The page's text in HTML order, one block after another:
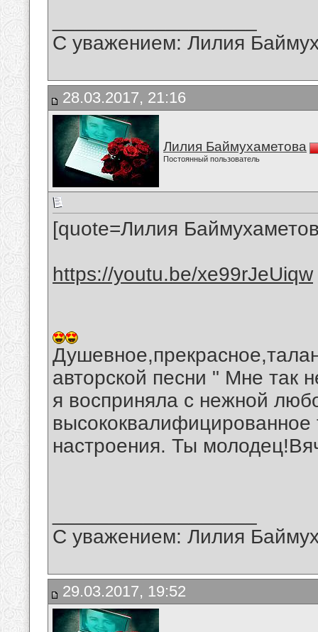
С уважением: Лилия
28.03.2017, 21:16
Лилия Баймухаметова
Постоянный пользователь
[quote=Лилия
https://youtu.be/xe99rJeUiqw
авторской песни " Мне так
я восприняла с нежной
настроения. Ты
С уважением: Лилия
29.03.2017, 19:52